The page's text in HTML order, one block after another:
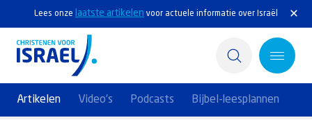
Lees onze laatste artikelen voor actuele informatie over Israël
Artikelen Video's Podcasts Bijbel-leesplannen